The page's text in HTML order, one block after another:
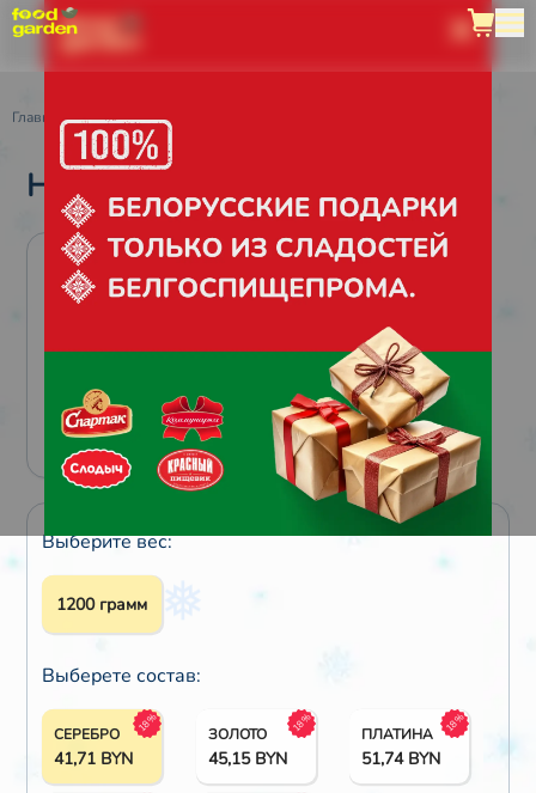
Главная/Каталог/Все подарки
НОВОГОДНИЙ УРОЖАЙ
Выберите вес:
1200 грамм
Выберете состав:
СЕРЕБРО
41,71 BYN
18% ЗОЛОТО
45,15 BYN
18% ПЛАТИНА
51,74 BYN
18%